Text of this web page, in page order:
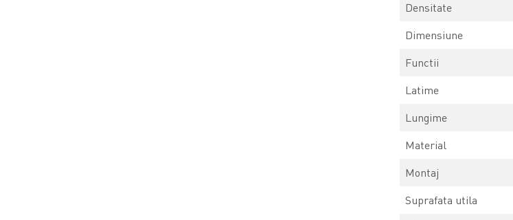
Densitate
Dimensiune
Functii
Latime
Lungime
Material
Montaj
Suprafata utila